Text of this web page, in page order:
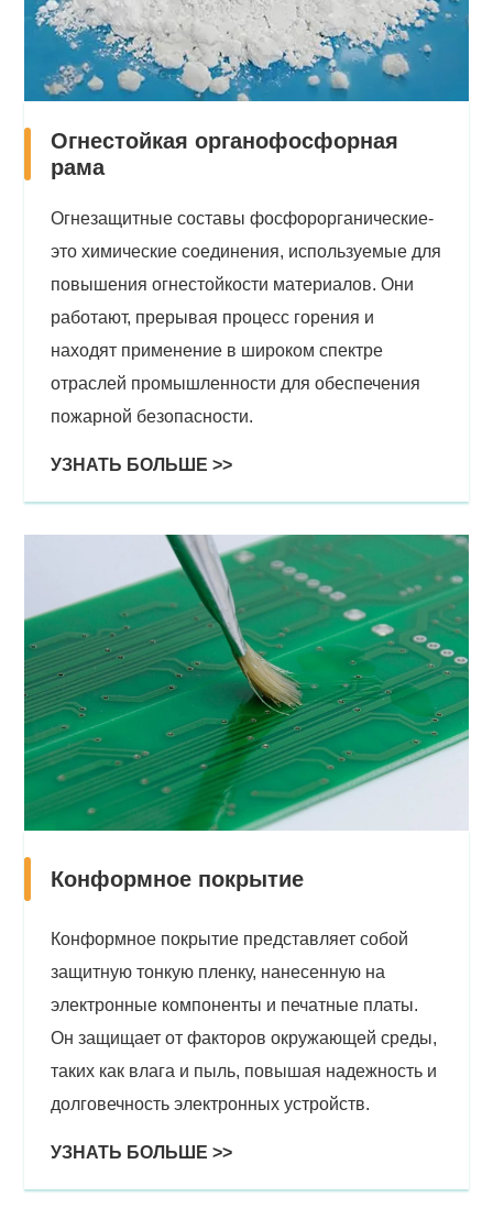
Огнестойкая органофосфорная
рама
Огнезащитные составы фосфорорганические-
это химические соединения, используемые для
повышения огнестойкости материалов. Они
работают, прерывая процесс горения и
находят применение в широком спектре
отраслей промышленности для обеспечения
пожарной безопасности.
УЗНАТЬ БОЛЬШЕ >>
Конформное покрытие
Конформное покрытие представляет собой
защитную тонкую пленку, нанесенную на
электронные компоненты и печатные платы.
Он защищает от факторов окружающей среды,
таких как влага и пыль, повышая надежность и
долговечность электронных устройств.
УЗНАТЬ БОЛЬШЕ >>